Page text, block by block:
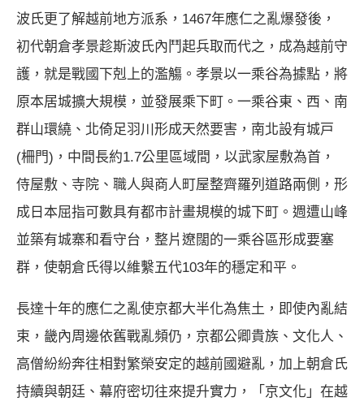
波氏更了解越前地方派系，1467年應仁之亂爆發後，
初代朝倉孝景趁斯波氏內鬥起兵取而代之，成為越前守
護，就是戰國下剋上的濫觴。孝景以一乘谷為據點，將
原本居城擴大規模，並發展乘下町。一乘谷東、西、南
群山環繞、北倚足羽川形成天然要害，南北設有城戸
(柵門)，中間長約1.7公里區域間，以武家屋敷為首，
侍屋敷、寺院、職人與商人町屋整齊羅列道路兩側，形
成日本屈指可數具有都市計畫規模的城下町。週遭山峰
並築有城寨和看守台，整片遼闊的一乘谷區形成要塞
群，使朝倉氏得以維繫五代103年的穩定和平。
長達十年的應仁之亂使京都大半化為焦土，即使內亂結
束，畿內周邊依舊戰亂頻仍，京都公卿貴族、文化人、
高僧紛紛奔往相對繁榮安定的越前國避亂，加上朝倉氏
持續與朝廷、幕府密切往來提升實力，「京文化」在越